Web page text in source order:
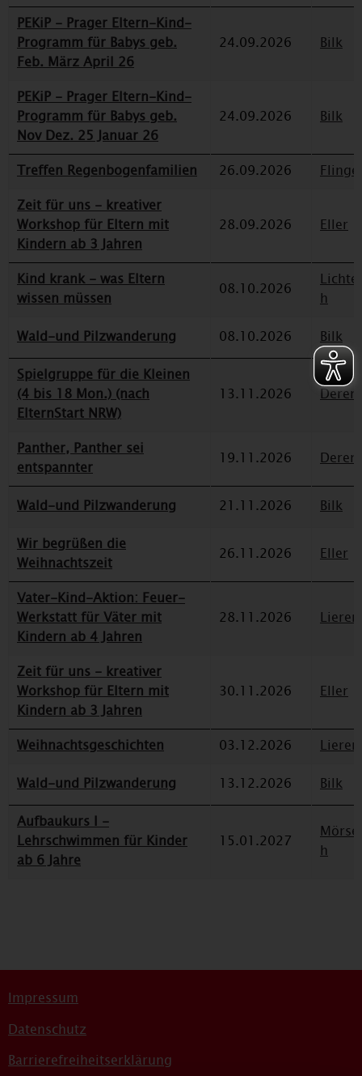
PEKiP - Prager Eltern-Kind-
Programm für Babys geb.
Feb. März April 26
24.09.2026 Bilk
PEKiP - Prager Eltern-Kind-
Programm für Babys geb.
Nov Dez. 25 Januar 26
24.09.2026 Bilk
Treffen Regenbogenfamilien 26.09.2026
Zeit für uns - kreativer
Workshop für Eltern mit
Kindern ab 3 Jahren
28.09.2026 Eller
Kind krank - was Eltern
wissen müssen
08.10.2026
h
Wald-und Pilzwanderung
08.10.2026
Bilk
Spielgruppe für die Kleinen
(4 bis 18 Mon.) (nach
ElternStart NRW)
13.11.2026
Panther, Panther sei
entspannter
19.11.2026
Wald-und Pilzwanderung 21.11.2026
Bilk
Wir begrüßen die
Weihnachtszeit
26.11.2026 Eller
Vater-Kind-Aktion: Feuer-
Werkstatt für Väter mit
Kindern ab 4 Jahren
28.11.2026
Zeit für uns - kreativer
Workshop für Eltern mit
Kindern ab 3 Jahren
30.11.2026 Eller
Weihnachtsgeschichten 03.12.2026
Wald-und Pilzwanderung
13.12.2026
Bilk
Aufbaukurs I -
Lehrschwimmen für Kinder
ab 6 Jahre
15.01.2027
h
Impressum
Datenschutz
Barrierefreiheitserklärung